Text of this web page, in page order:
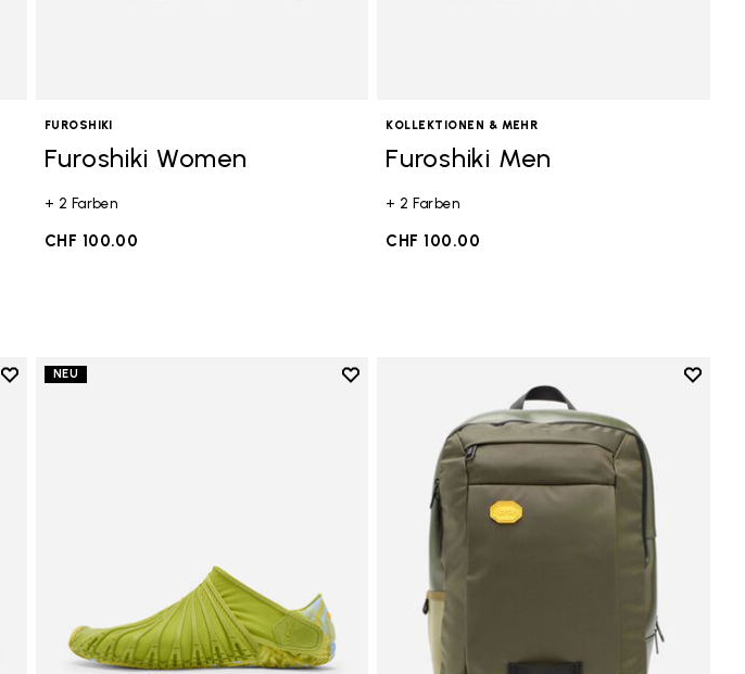
FUROSHIKI
Furoshiki Women
+ 2 Farben
CHF 100.00
KOLLEKTIONEN & MEHR
Furoshiki Men
+ 2 Farben
CHF 100.00
Add to wishlist
NEU
Add to wishlist
Add to wishlist Furoshiki Women
Add to